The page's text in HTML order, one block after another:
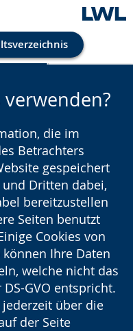
die im
Betrachters
gespeichert
Dritten dabei,
bereitzustellen
Seiten benutzt
Cookies von
können Ihre Daten
welche nicht das
GVO entspricht.
über die
der Seite